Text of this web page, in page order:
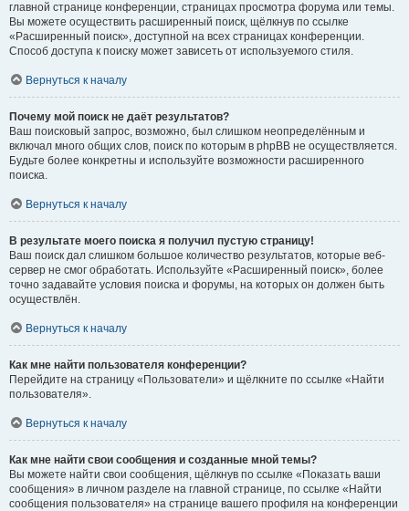
главной странице конференции, страницах просмотра форума или темы.
Вы можете осуществить расширенный поиск, щёлкнув по ссылке
«Расширенный поиск», доступной на всех страницах конференции.
Способ доступа к поиску может зависеть от используемого стиля.
Вернуться к началу
Почему мой поиск не даёт результатов?
Ваш поисковый запрос, возможно, был слишком неопределённым и
включал много общих слов, поиск по которым в phpBB не осуществляется.
Будьте более конкретны и используйте возможности расширенного
поиска.
Вернуться к началу
В результате моего поиска я получил пустую страницу!
Ваш поиск дал слишком большое количество результатов, которые веб-
сервер не смог обработать. Используйте «Расширенный поиск», более
точно задавайте условия поиска и форумы, на которых он должен быть
осуществлён.
Вернуться к началу
Как мне найти пользователя конференции?
Перейдите на страницу «Пользователи» и щёлкните по ссылке «Найти
пользователя».
Вернуться к началу
Как мне найти свои сообщения и созданные мной темы?
Вы можете найти свои сообщения, щёлкнув по ссылке «Показать ваши
сообщения» в личном разделе на главной странице, по ссылке «Найти
сообщения пользователя» на странице вашего профиля на конференции